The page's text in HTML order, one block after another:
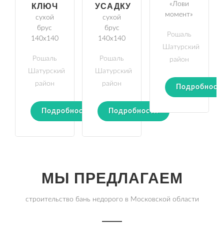
КЛЮЧ
сухой
брус
140х140
Рошаль
Шатурский
район
Подробности
УСАДКУ
сухой
брус
140х140
Рошаль
Шатурский
район
Подробности
«Лови
момент»
Рошаль
Шатурский
район
МЫ ПРЕДЛАГАЕМ
строительство бань недорого в Московской области